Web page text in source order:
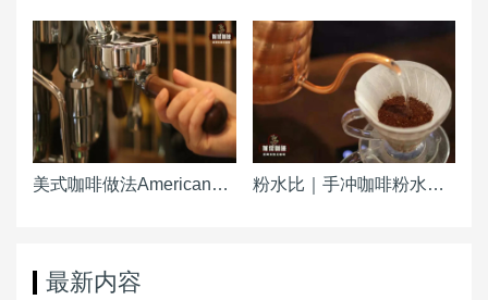
美式咖啡做法Americano ｜热美式咖啡粉水比例参考 冰美式咖啡浓缩粉水冰块比例是多少 粉水比｜手冲咖啡粉水比怎么计算 冷萃手冲粉水比
最新内容